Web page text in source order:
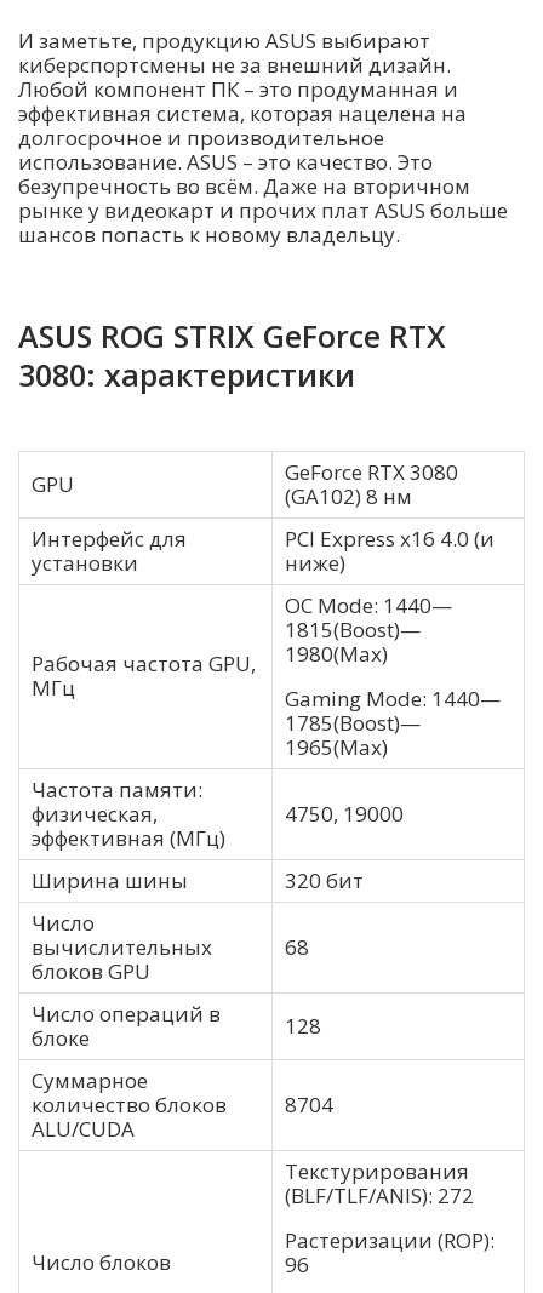
И заметьте, продукцию ASUS выбирают
киберспортсмены не за внешний дизайн.
Любой компонент ПК – это продуманная и
эффективная система, которая нацелена на
долгосрочное и производительное
использование. ASUS – это качество. Это
безупречность во всём. Даже на вторичном
рынке у видеокарт и прочих плат ASUS больше
шансов попасть к новому владельцу.
ASUS ROG STRIX GeForce RTX
3080: характеристики
GPU
GeForce RTX 3080
(GA102) 8 нм
Интерфейс для
установки
PCI Express x16 4.0 (и
ниже)
Рабочая частота GPU,
МГц
OC Mode: 1440—
1815(Boost)—
1980(Max)
Gaming Mode: 1440—
1785(Boost)—
1965(Max)
Частота памяти:
физическая,
эффективная (МГц)
4750, 19000
Ширина шины
320 бит
Число
вычислительных
блоков GPU
68
Число операций в
блоке
128
Суммарное
количество блоков
ALU/CUDA
8704
Число блоков
Текстурирования
(BLF/TLF/ANIS): 272
Растеризации (ROP):
96